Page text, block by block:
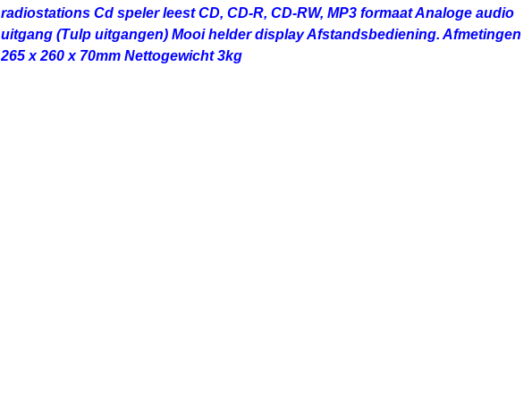
radiostations Cd speler leest CD, CD-R, CD-RW, MP3 formaat Analoge audio
uitgang (Tulp uitgangen) Mooi helder display Afstandsbediening. Afmetingen
265 x 260 x 70mm Nettogewicht 3kg